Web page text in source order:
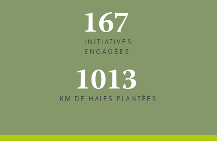
167
INITIATIVES
ENGAGÉES
1013
KM DE HAIES PLANTÉES